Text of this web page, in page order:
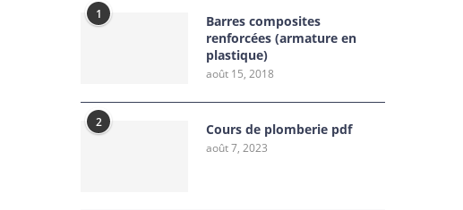
1
Barres composites
renforcées (armature en
plastique)
août 15, 2018
2 Cours de plomberie pdf
août 7, 2023